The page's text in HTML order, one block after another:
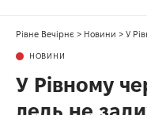
Рівне Вечірнє > Новини > У
НОВИНИ
У Рівному